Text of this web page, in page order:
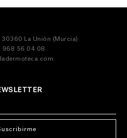
La Unión (Murcia)
968 56 04 08